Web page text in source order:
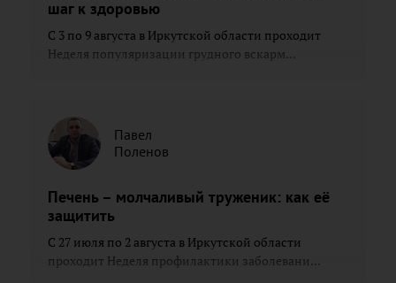
шаг к здоровью
С 3 по 9 августа в Иркутской области проходит
Неделя популяризации грудного вскарм...
Павел
Поленов
Печень – молчаливый труженик: как её
защитить
С 27 июля по 2 августа в Иркутской области
проходит Неделя профилактики заболевани...